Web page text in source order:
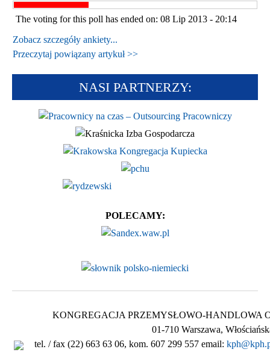
The voting for this poll has ended on: 08 Lip 2013 - 20:14
Zobacz szczegóły ankiety...
Przeczytaj powiązany artykuł >>
NASI PARTNERZY:
POLECAMY:
KONGREGACJA PRZEMYSŁOWO-HANDLOWA
01-710 Warszawa,
tel. / fax (22) 663 63 06, kom. 607 299 557 email: